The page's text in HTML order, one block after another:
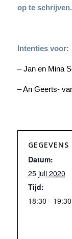
op te schrijven.
Intenties voor:
– Jan en Mina
– An Geerts-
GEGEVENS
Datum:
25 juli 2020
Tijd:
18:30 - 19:30